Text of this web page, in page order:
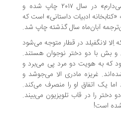
نسخه اصلی «چشم از تو برنمی‌دارم» در سال ۲۰۱۷ چاپ شده و
ادبیات داستانی» است که
آبان‌ماه سال گذشته چاپ شد.
اِلا لانگفیلد در قطار متوجه می‌شود
بش با دو دختر نوجوان هستند.
که به هویت دو مرد پی می‌برد و
غریزه مادری الا می‌جوشد و
یک اتفاق او را منصرف می‌کند.
را در قاب تلویزیون می‌بیند.
شده است!